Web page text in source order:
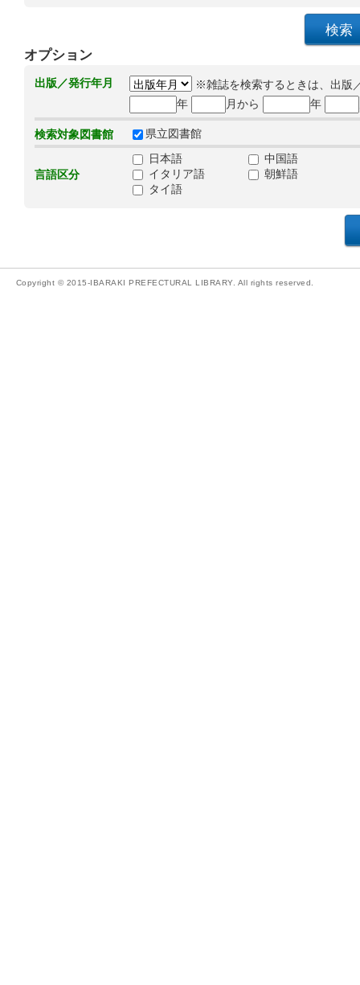
オプション
出版／発行年月
※雑誌を検索するときは、出版
年
月から 年
検索対象図書館 県立図書館
言語区分
日本語
中国語
イタリア語
朝鮮語
タイ語
Copyright © 2015-IBARAKI PREFECTURAL LIBRARY. All rights reserved.